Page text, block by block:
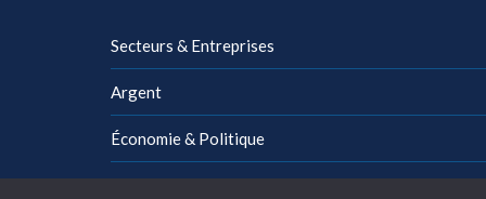
Secteurs & Entreprises
Argent
Économie & Politique
Management